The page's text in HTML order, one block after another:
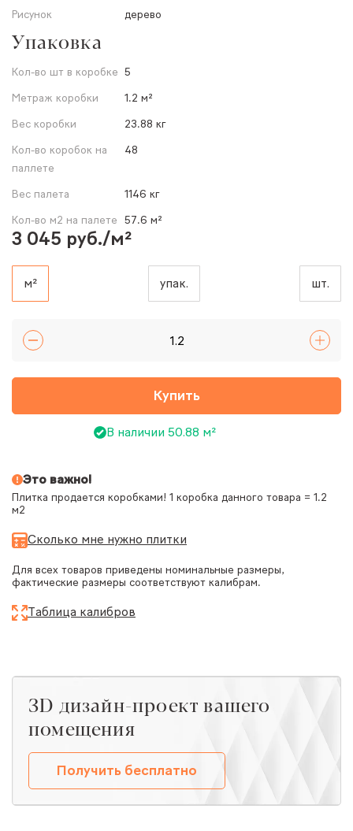
Рисунок
дерево
Упаковка
Кол-во шт в коробке 5
Метраж коробки
1.2 м²
Вес коробки
23.88 кг
Кол-во коробок на
паллете
48
Вес палета
1146 кг
Кол-во м2 на палете 57.6 м²
3 045 руб./м²
м² упак. шт.
Купить
В наличии 50.88 м²
Это важно!
Плитка продается коробками! 1 коробка данного товара = 1.2
м2
Сколько мне нужно плитки
Для всех товаров приведены номинальные размеры,
фактические размеры соответствуют калибрам.
Таблица калибров
ЗD дизайн-проект вашего
помещения
Получить бесплатно